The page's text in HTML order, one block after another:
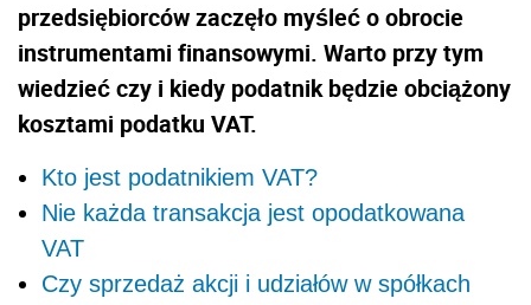
przedsiębiorców zaczęło myśleć o obrocie
instrumentami finansowymi. Warto przy tym
wiedzieć czy i kiedy podatnik będzie obciążony
kosztami podatku VAT.
Kto jest podatnikiem VAT?
Nie każda transakcja jest opodatkowana
VAT
Czy sprzedaż akcji i udziałów w spółkach